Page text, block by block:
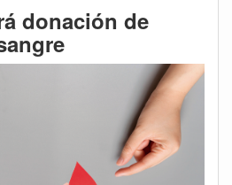
donación de